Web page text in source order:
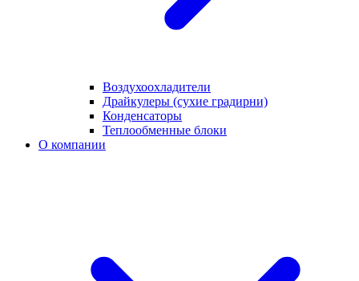
Воздухоохладители
Драйкулеры (сухие градирни)
Конденсаторы
Теплообменные блоки
О компании